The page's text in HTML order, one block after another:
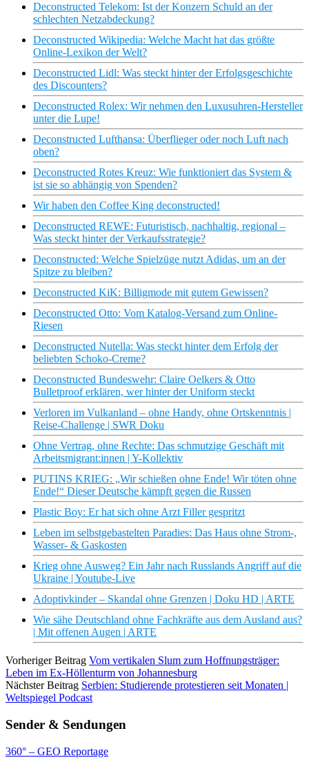
Deconstructed Telekom: Ist der Konzern Schuld an der
schlechten Netzabdeckung?
Deconstructed Wikipedia: Welche Macht hat das größte
Online-Lexikon der Welt?
Deconstructed Lidl: Was steckt hinter der Erfolgsgeschichte
des Discounters?
Deconstructed Rolex: Wir nehmen den Luxusuhren-Hersteller
unter die Lupe!
Deconstructed Lufthansa: Überflieger oder noch Luft nach
oben?
Deconstructed Rotes Kreuz: Wie funktioniert das System &
ist sie so abhängig von Spenden?
Wir haben den Coffee King deconstructed!
Deconstructed REWE: Futuristisch, nachhaltig, regional –
Was steckt hinter der Verkaufsstrategie?
Deconstructed: Welche Spielzüge nutzt Adidas, um an der
Spitze zu bleiben?
Deconstructed KiK: Billigmode mit gutem Gewissen?
Deconstructed Otto: Vom Katalog-Versand zum Online-
Riesen
Deconstructed Nutella: Was steckt hinter dem Erfolg der
beliebten Schoko-Creme?
Deconstructed Bundeswehr: Claire Oelkers & Otto
Bulletproof erklären, wer hinter der Uniform steckt
Verloren im Vulkanland – ohne Handy, ohne Ortskenntnis |
Reise-Challenge | SWR Doku
Ohne Vertrag, ohne Rechte: Das schmutzige Geschäft mit
Arbeitsmigrant:innen | Y-Kollektiv
PUTINS KRIEG: „Wir schießen ohne Ende! Wir töten ohne
Ende!“ Dieser Deutsche kämpft gegen die Russen
Plastic Boy: Er hat sich ohne Arzt Filler gespritzt
Leben im selbstgebastelten Paradies: Das Haus ohne Strom-,
Wasser- & Gaskosten
Krieg ohne Ausweg? Ein Jahr nach Russlands Angriff auf die
Ukraine | Youtube-Live
Adoptivkinder – Skandal ohne Grenzen | Doku HD | ARTE
Wie sähe Deutschland ohne Fachkräfte aus dem Ausland aus?
| Mit offenen Augen | ARTE
Vorheriger Beitrag Vom vertikalen Slum zum Hoffnungsträger:
Leben im Ex-Höllenturm von Johannesburg
Nächster Beitrag Serbien: Studierende protestieren seit Monaten |
Weltspiegel Podcast
Sender & Sendungen
360° – GEO Reportage